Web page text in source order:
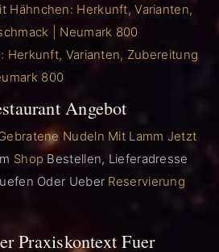
Hähnchen: Herkunft, Varianten,
| Neumark 800
Herkunft, Varianten, Zubereitung
800
Angebot
Nudeln Mit Lamm Jetzt
Shop Bestellen, Lieferadresse
Oder Ueber Reservierung
Praxiskontext Fuer